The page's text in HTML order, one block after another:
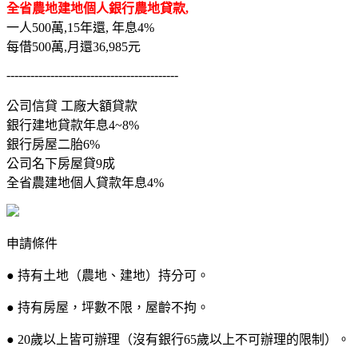
全省農地建地個人銀行農地貸款,
一人500萬,15年還, 年息4%
每借500萬,月還36,985元
-------------------------------------------
公司信貸 工廠大額貸款
銀行建地貸款年息4~8%
銀行房屋二胎6%
公司名下房屋貸9成
全省農建地個人貸款年息4%
申請條件
● 持有土地（農地、建地）持分可。
● 持有房屋，坪數不限，屋齡不拘。
● 20歲以上皆可辦理（沒有銀行65歲以上不可辦理的限制）。